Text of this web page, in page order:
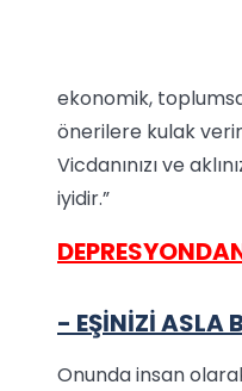
ekonomik,
önerilere kulak
Vicdanınızı ve
iyidir.”
- EŞİNİZİ ASLA
Onunda insan